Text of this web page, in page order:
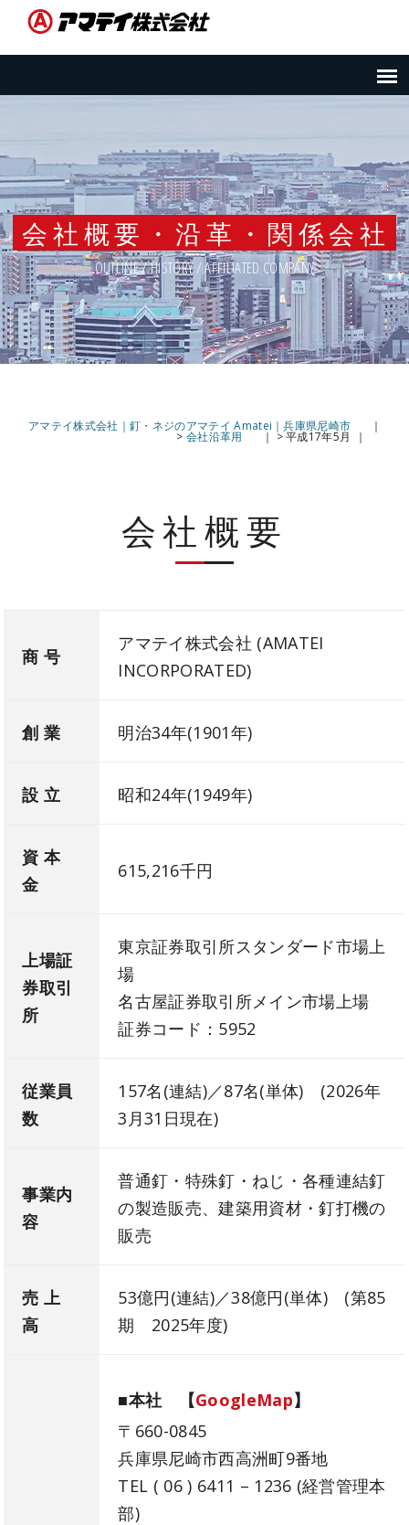
会社概要・沿革・関係会社
OUTLINE / HISTORY / AFFILIATED COMPANY
アマテイ株式会社｜釘・ネジのアマテイ Amatei｜兵庫県尼崎市
> 会社沿革用 >平成17年5月
会社概要
商 号
アマテイ株式会社 (AMATEI
INCORPORATED)
創 業 明治34年(1901年)
設 立 昭和24年(1949年)
資 本
金
615,216千円
上場証
券取引
所
東京証券取引所スタンダード市場上
場
名古屋証券取引所メイン市場上場
証券コード：5952
従業員
数
157名(連結)／87名(単体) (2026年
3月31日現在)
事業内
容
普通釘・特殊釘・ねじ・各種連結釘
の製造販売、建築用資材・釘打機の
販売
売 上
高
53億円(連結)／38億円(単体) (第85
期 2025年度)
■本社 【GoogleMap】
〒660-0845
兵庫県尼崎市西高洲町9番地
TEL ( 06 ) 6411 – 1236 (経営管理本
部)